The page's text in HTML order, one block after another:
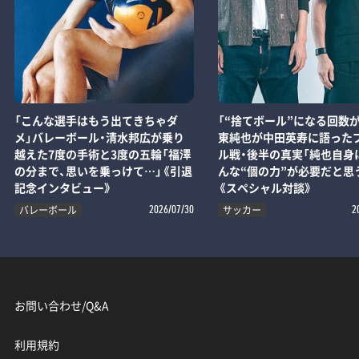
「こんな選手はもう出てきちゃダ
メ」バレーボール・清水邦広が乗り
越えた7度の手術と3度の五輪「福澤
の分まで、思いを乗っけて…」《引退
記念インタビュー》
バレーボール 2026/07/30
「“捨てボール”になる回数
東純也が中田英寿に語った
ル戦・後半の真実「純也自
んな“個の力”が必要だと思
《スペシャル対談》
サッカー
お問い合わせ/Q&A
利用規約